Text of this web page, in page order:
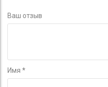
Ваш отзыв
Имя *